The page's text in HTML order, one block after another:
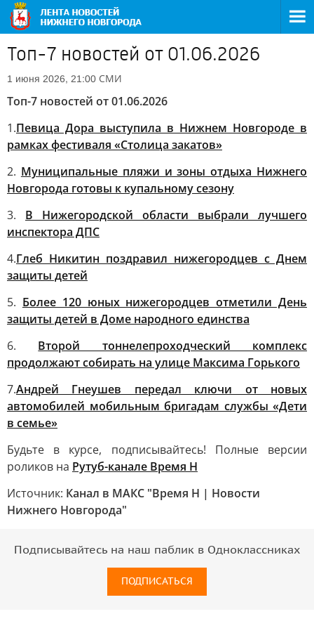
Топ-7 новостей от 01.06.2026
1 июня 2026, 21:00 СМИ
Топ-7 новостей от 01.06.2026
1.Певица Дора выступила в Нижнем Новгороде в
рамках фестиваля «Столица закатов»
2. Муниципальные пляжи и зоны отдыха Нижнего
Новгорода готовы к купальному сезону
3. В Нижегородской области выбрали лучшего
инспектора ДПС
4.Глеб Никитин поздравил нижегородцев с Днем
защиты детей
5. Более 120 юных нижегородцев отметили День
защиты детей в Доме народного единства
6. Второй тоннелепроходческий комплекс
продолжают собирать на улице Максима Горького
7.Андрей Гнеушев передал ключи от новых
автомобилей мобильным бригадам службы «Дети
в семье»
Будьте в курсе, подписывайтесь! Полные версии
роликов на Рутуб-канале Время Н
Источник: Канал в МАКС "Время Н | Новости
Нижнего Новгорода"
Подписывайтесь на наш паблик в Одноклассниках
ПОДПИСАТЬСЯ